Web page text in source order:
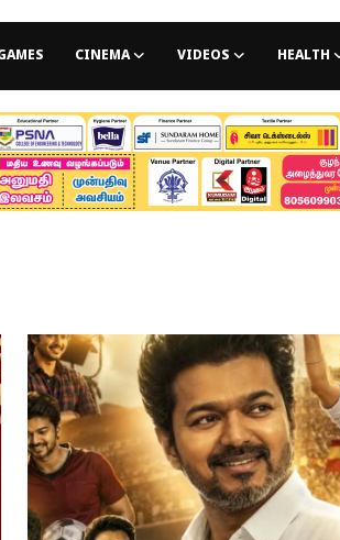
CINEMA VIDEOS HEALTH